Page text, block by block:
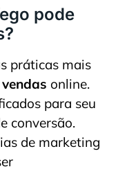
pode
práticas mais
online.
para seu
conversão.
de marketing